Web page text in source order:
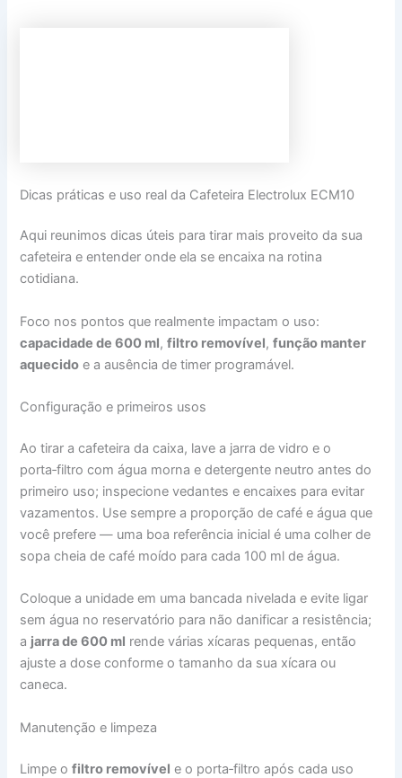
Dicas práticas e uso real da Cafeteira Electrolux ECM10
Aqui reunimos dicas úteis para tirar mais proveito da sua
cafeteira e entender onde ela se encaixa na rotina
cotidiana.
Foco nos pontos que realmente impactam o uso:
capacidade de 600 ml,filtro removível,função manter
aquecido e a ausência de timer programável.
Configuração e primeiros usos
Ao tirar a cafeteira da caixa, lave a jarra de vidro e o
porta‑filtro com água morna e detergente neutro antes do
primeiro uso; inspecione vedantes e encaixes para evitar
vazamentos. Use sempre a proporção de café e água que
você prefere — uma boa referência inicial é uma colher de
sopa cheia de café moído para cada 100 ml de água.
Coloque a unidade em uma bancada nivelada e evite ligar
sem água no reservatório para não danificar a resistência;
a jarra de 600 ml rende várias xícaras pequenas, então
ajuste a dose conforme o tamanho da sua xícara ou
caneca.
Manutenção e limpeza
Limpe ofiltro removível e o porta‑filtro após cada uso